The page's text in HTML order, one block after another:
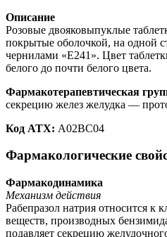
Описание
Розовые двояковыпуклые
покрытые оболочкой, на одной
чернилами «Е241». Цвет
белого до почти белого цвета.
Фармакотерапевтическая
секрецию желез желудка —
Код АТХ: А02ВС04
Фармакологические
Фармакодинамика
Механизм действия
Рабепразол натрия относится к
веществ, производных
подавляет секрецию